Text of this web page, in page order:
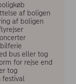
af boligen
af boligen
bus eller tog
for rejse end
tog
festival